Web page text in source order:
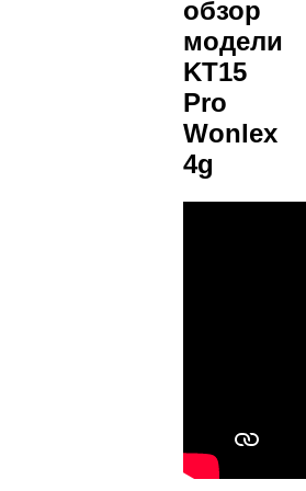
обзор
модели
KT15
Pro
Wonlex
4g